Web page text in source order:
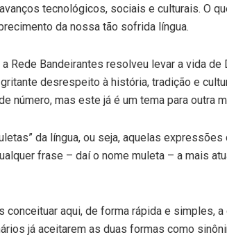
tecnológicos, sociais e culturais. O
da nossa tão sofrida língua.
Rede Bandeirantes resolveu levar a vida de
desrespeito à história, tradição e
número, mas este já é um tema para outra
da língua, ou seja, aquelas
frase – daí o nome muleta – a mais
conceituar aqui, de forma rápida e simples,
já aceitarem as duas formas como